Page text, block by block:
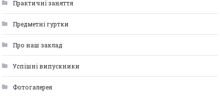
Практичні заняття
Предметні гуртки
Про наш заклад
Успішні випускники
Фотогалерея